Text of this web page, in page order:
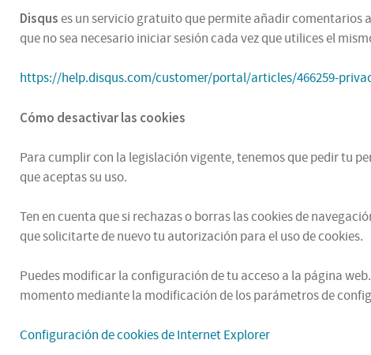
Disquses un servicio gratuito que permite añadir comentarios
que no sea necesario iniciar sesión cada vez que utilices el
https://help.disqus.com/customer/portal/articles/466259-
Cómo desactivar las cookies
Para cumplir con la legislación vigente, tenemos que pedir tu
que aceptas su uso.
Ten en cuenta que si rechazas o borras las cookies de
que solicitarte de nuevo tu autorización para el uso de cookies.
Puedes modificar la configuración de tu acceso a la página
momento mediante la modificación de los parámetros de
Configuración de cookies de Internet Explorer